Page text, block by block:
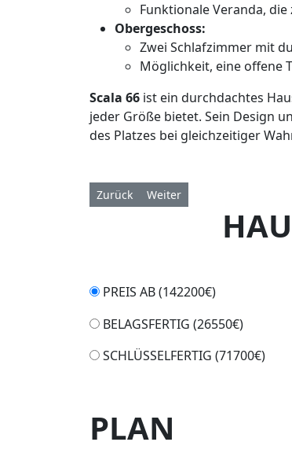
Funktionale Veranda,
Obergeschoss:
Zwei Schlafzimmer mit
Möglichkeit, eine offene
Scala 66 ist ein durchdachtes
jeder Größe bietet. Sein Design
des Platzes bei gleichzeitiger
Vorheriger Beitrag: Scala 66 Black
Zurück Nächster Beitrag: Necleon
Weiter
PREIS AB (142200€)
BELAGSFERTIG (26550€)
SCHLÜSSELFERTIG (71700€)
PLAN